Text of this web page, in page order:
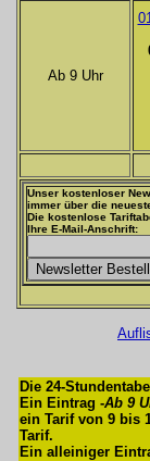
Ab 9 Uhr
Unser kostenloser
immer über die
Die kostenlose
Ihre E-Mail-Anschrift:
Die 24-
Ein Eintrag -Ab 9
ein Tarif von 9 bis
Tarif.
Ein alleiniger